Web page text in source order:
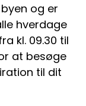
og er
hverdage
kl. 09.30 til
at besøge
til dit